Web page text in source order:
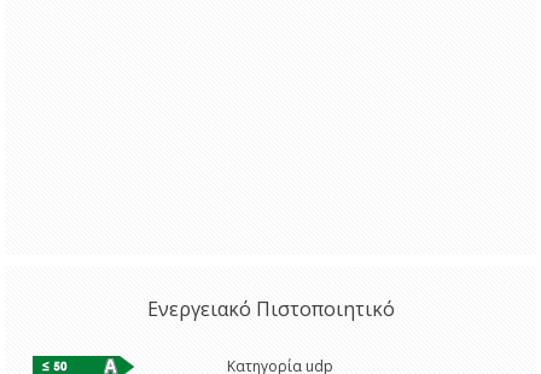
Ενεργειακό Πιστοποιητικό
Κατηγορία udp